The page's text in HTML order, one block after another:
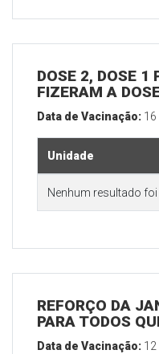
DOSE 2, DOSE 1
FIZERAM A
Data de Vacinação: 16
Unidade
Nenhum resultado
REFORÇO DA
PARA TODOS
Data de Vacinação: 12